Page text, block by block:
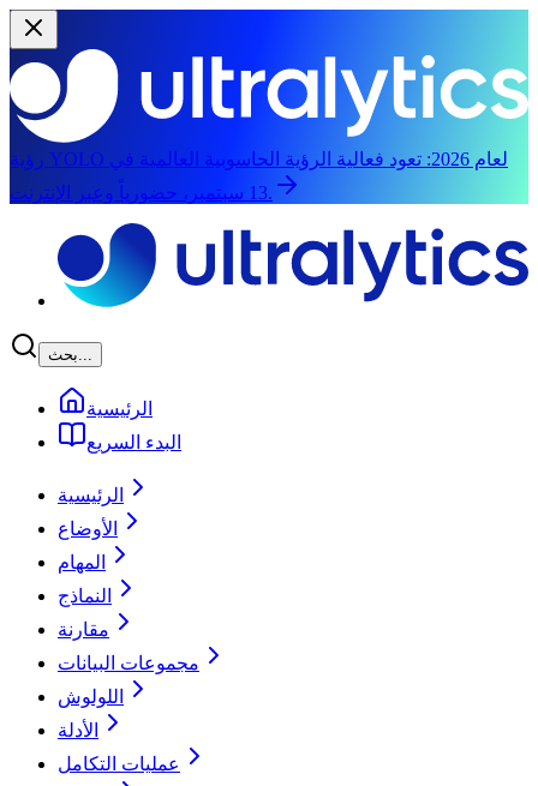
رؤية YOLO لعام 2026:
تعود فعالية الرؤية الحاسوبية العالمية في
13 سبتمبر، حضورياً وعبر الإنترنت.
بحث...
الرئيسية
البدء السريع
الرئيسية
الأوضاع
المهام
النماذج
مقارنة
مجموعات البيانات
اللولوش
الأدلة
عمليات التكامل